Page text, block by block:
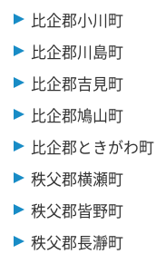
比企郡小川町
比企郡川島町
比企郡吉見町
比企郡鳩山町
比企郡ときがわ町
秩父郡横瀬町
秩父郡皆野町
秩父郡長瀞町